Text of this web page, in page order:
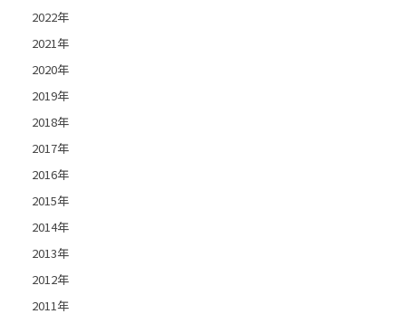
2022年
2021年
2020年
2019年
2018年
2017年
2016年
2015年
2014年
2013年
2012年
2011年